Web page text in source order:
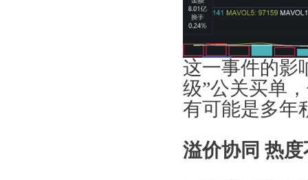
这一事件的影
级”公关买单
有可能是多年
溢价协同 热